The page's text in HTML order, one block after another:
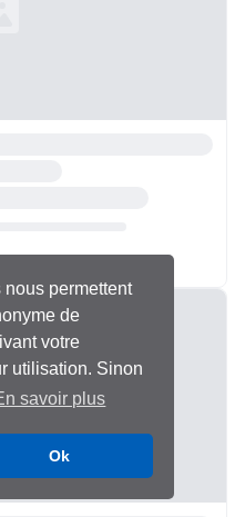
permettent
de
votre
utilisation. Sinon
savoir plus
Ok